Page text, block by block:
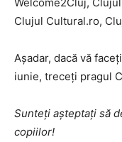
Clujul Cultural.ro,
Așadar, dacă vă
iunie, treceți pragul
Sunteţi așteptaţi să
copiilor!